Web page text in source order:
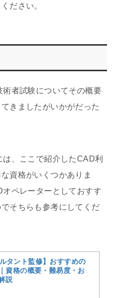
ださい。
者試験についてその概要
きましたがいかがだった
、ここで紹介したCAD利
資格がいくつかありま
ペレーターとしておすす
そちらも参考にしてくだ
タント監修】おすすめの
資格の概要・難易度・お
説